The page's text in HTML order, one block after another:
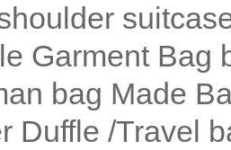
Garment Bag
bag Made
Duffle /Travel